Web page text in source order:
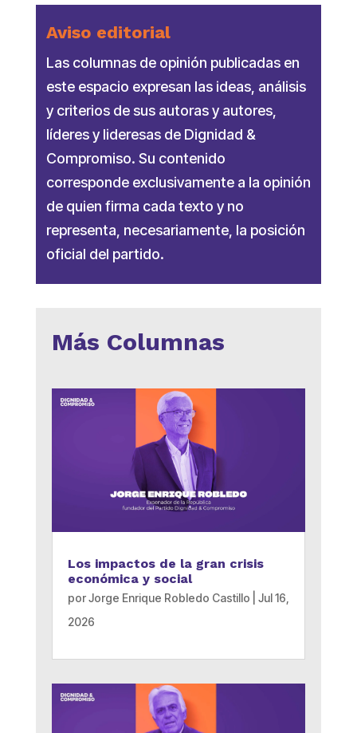
Aviso editorial
Las columnas de opinión publicadas en
este espacio expresan las ideas, análisis
y criterios de sus autoras y autores,
líderes y lideresas de Dignidad &
Compromiso. Su contenido
corresponde exclusivamente a la opinión
de quien firma cada texto y no
representa, necesariamente, la posición
oficial del partido.
Más Columnas
Los impactos de la gran crisis
económica y social
porJorge Enrique Robledo Castillo
Jul 16,
2026